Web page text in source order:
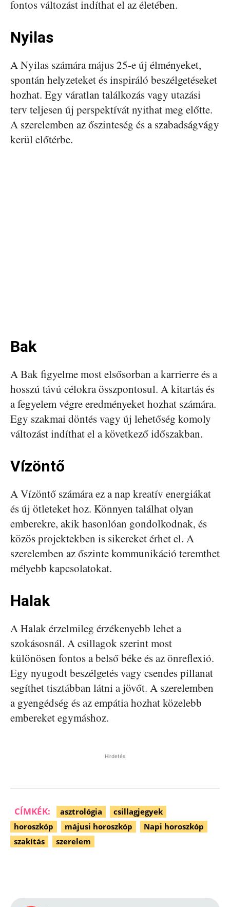
fontos változást indíthat el az életében.
Nyilas
A Nyilas számára május 25-e új élményeket,
spontán helyzeteket és inspiráló beszélgetéseket
hozhat. Egy váratlan találkozás vagy utazási
terv teljesen új perspektívát nyithat meg előtte.
A szerelemben az őszinteség és a szabadságvágy
kerül előtérbe.
Bak
A Bak figyelme most elsősorban a karrierre és a
hosszú távú célokra összpontosul. A kitartás és
a fegyelem végre eredményeket hozhat számára.
Egy szakmai döntés vagy új lehetőség komoly
változást indíthat el a következő időszakban.
Vízöntő
A Vízöntő számára ez a nap kreatív energiákat
és új ötleteket hoz. Könnyen találhat olyan
emberekre, akik hasonlóan gondolkodnak, és
közös projektekben is sikereket érhet el. A
szerelemben az őszinte kommunikáció teremthet
mélyebb kapcsolatokat.
Halak
A Halak érzelmileg érzékenyebb lehet a
szokásosnál. A csillagok szerint most
különösen fontos a belső béke és az önreflexió.
Egy nyugodt beszélgetés vagy csendes pillanat
segíthet tisztábban látni a jövőt. A szerelemben
a gyengédség és az empátia hozhat közelebb
embereket egymáshoz.
Hirdetés
CÍMKÉK: asztrológia
csillagjegyek
horoszkóp
májusi horoszkóp
Napi horoszkóp
szakítás
szerelem